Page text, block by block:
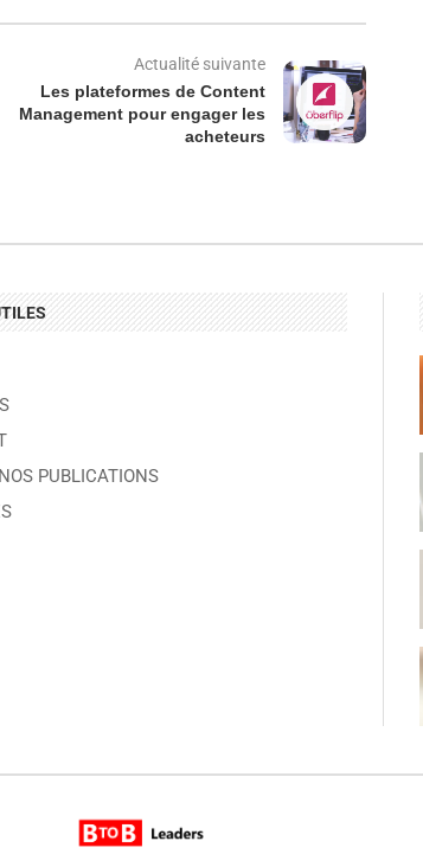
Actualité suivante
Les plateformes de Content
Management pour engager les
acheteurs
PUBLICATIONS